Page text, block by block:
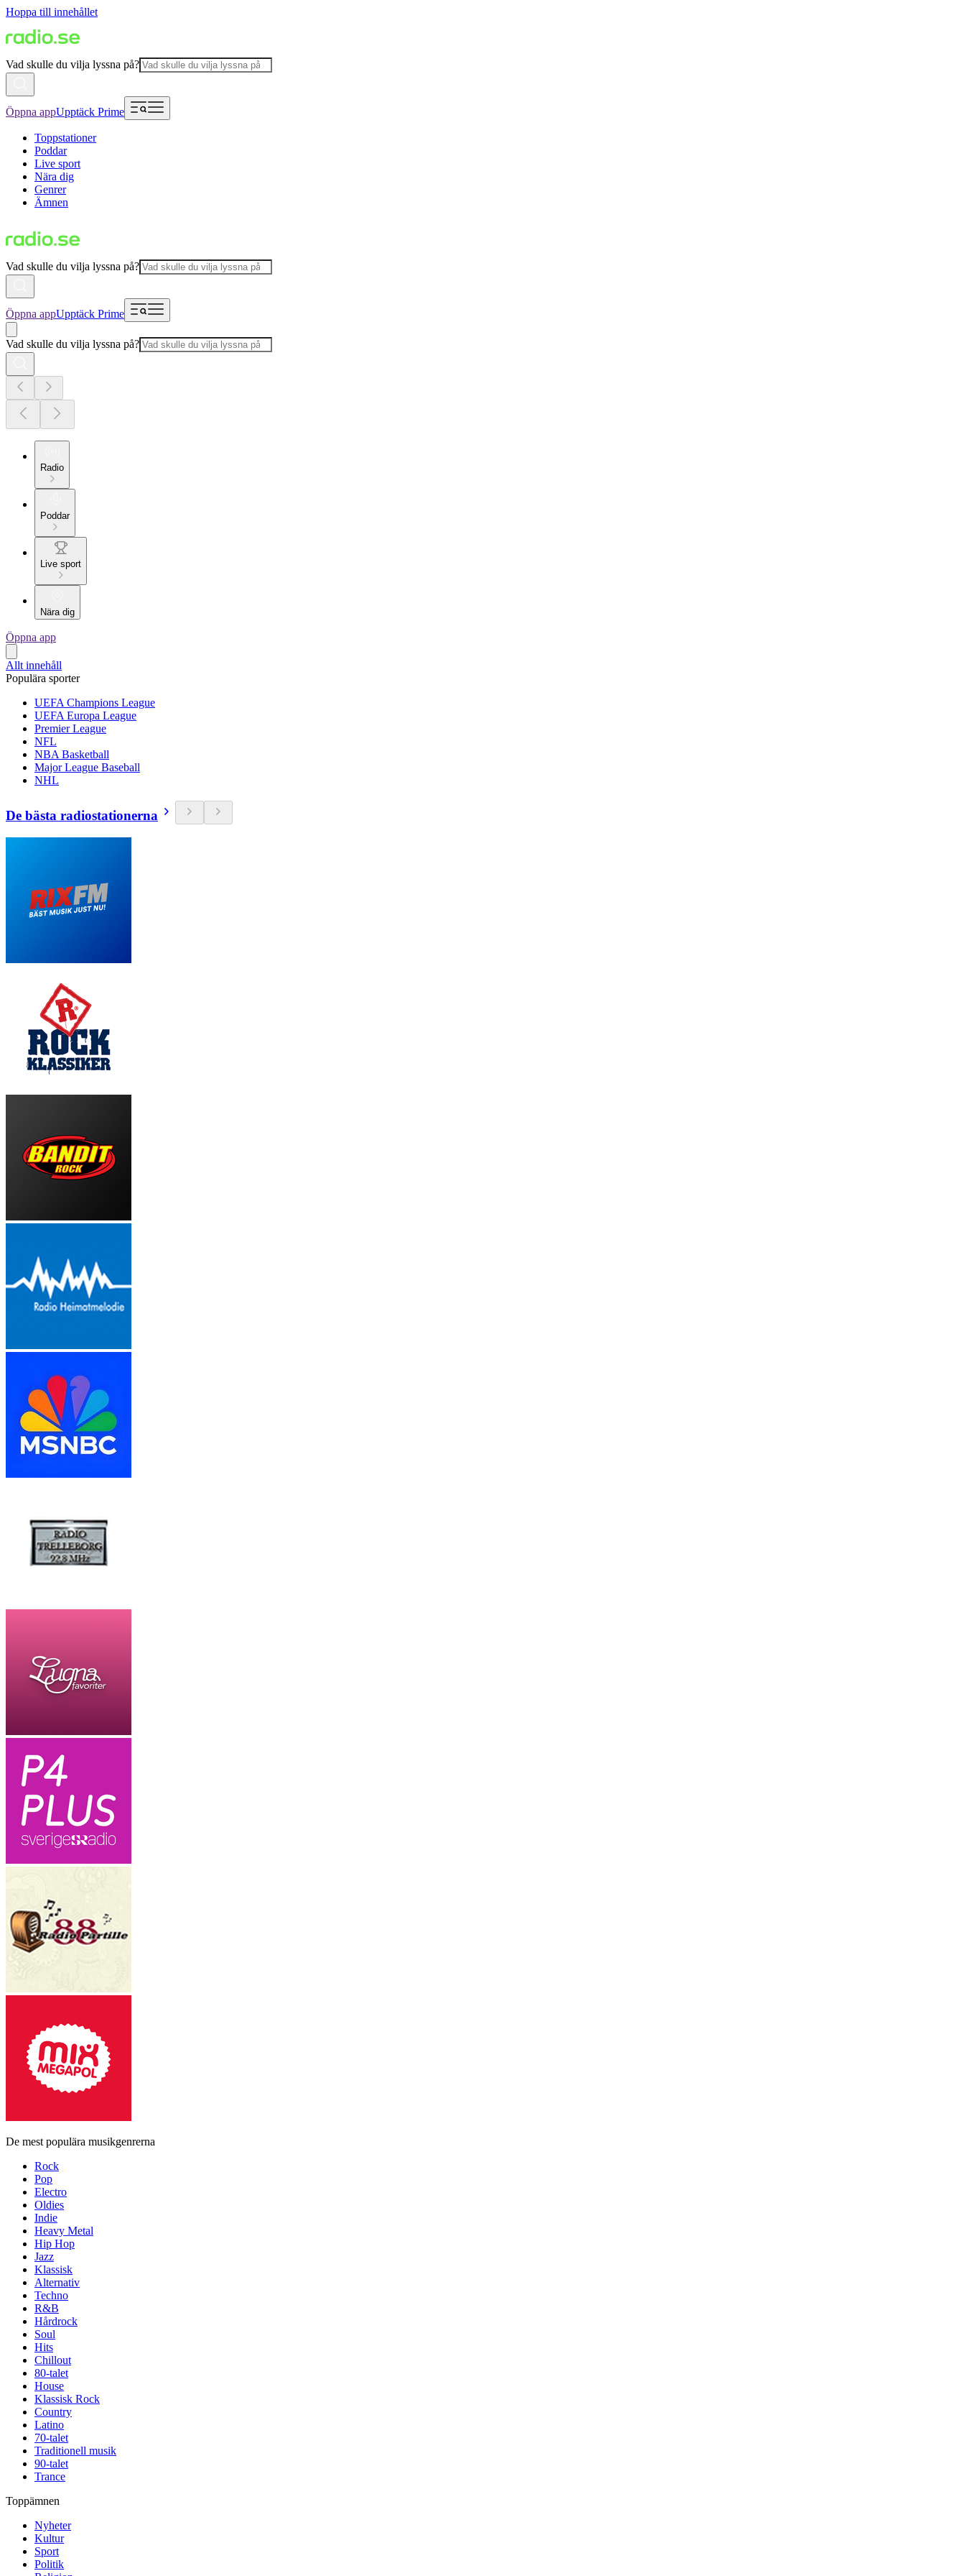
Hoppa till innehållet
Vad skulle du vilja lyssna på?
Öppna appUpptäck Prime
Toppstationer
Poddar
Live sport
Nära dig
Genrer
Ämnen
Vad skulle du vilja lyssna på?
Öppna appUpptäck Prime
Vad skulle du vilja lyssna på?
Radio
Poddar
Live sport
Nära dig
Öppna app
Allt innehåll
Populära sporter
UEFA Champions League
UEFA Europa League
Premier League
NFL
NBA Basketball
Major League Baseball
NHL
De bästa radiostationerna
De mest populära musikgenrerna
Rock
Pop
Electro
Oldies
Indie
Heavy Metal
Hip Hop
Jazz
Klassisk
Alternativ
Techno
R&B
Hårdrock
Soul
Hits
Chillout
80-talet
House
Klassisk Rock
Country
Latino
70-talet
Traditionell musik
90-talet
Trance
Toppämnen
Nyheter
Kultur
Sport
Politik